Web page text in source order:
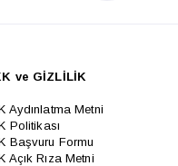
ve GİZLİLİK
Aydınlatma Metni
Politikası
Başvuru Formu
Açık Rıza Metni